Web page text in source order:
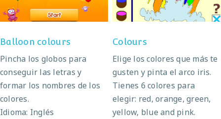
Balloon colours
Pincha los globos para
conseguir las letras y
formar los nombres de los
colores.
Idioma: Inglés
Colours
Elige los colores que más te
gusten y pinta el arco iris.
Tienes 6 colores para
elegir: red, orange, green,
yellow, blue and pink.